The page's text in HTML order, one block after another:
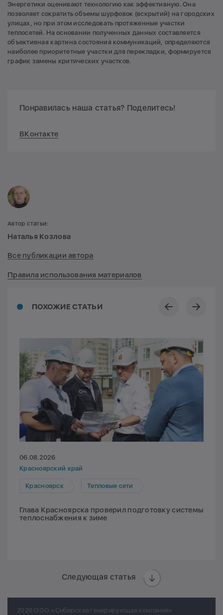
Энергетики оценивают технологию как эффективную. Она
позволяет сократить объемы шурфовок (вскрытий) на городских
улицах, но при этом исследовать протяженные участки
теплосетей. На основании полученных данных составляется
объективная картина состояния коммуникаций, определяются
наиболее приоритетные участки для перекладки, формируется
график замены критических участков.
Понравилась наша статья? Поделитесь!
ВКонтакте
ПОХОЖИЕ СТАТЬИ
06.08.2026
Красноярский край
Красноярск Тепловые сети
Глава Красноярска проверил подготовку системы
теплоснабжения к зиме
Следующая статья
Автор статьи:
Наталья Козлова
Все публикации автора
Правила использования материалов
2026 ООО «Сибирская генерирующая компания»